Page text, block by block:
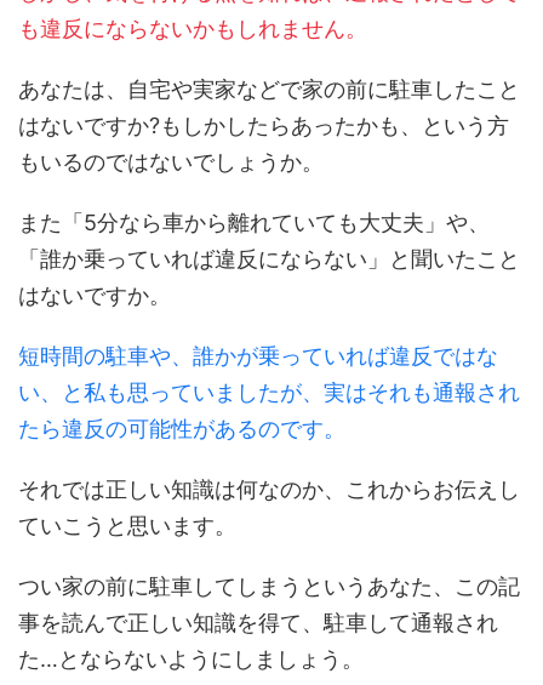
も違反にならないかもしれません。
あなたは、自宅や実家などで家の前に駐車したこと
はないですか?もしかしたらあったかも、という方
もいるのではないでしょうか。
また「5分なら車から離れていても大丈夫」や、
「誰か乗っていれば違反にならない」と聞いたこと
はないですか。
短時間の駐車や、誰かが乗っていれば違反ではな
い、と私も思っていましたが、実はそれも通報され
たら違反の可能性があるのです。
それでは正しい知識は何なのか、これからお伝えし
ていこうと思います。
つい家の前に駐車してしまうというあなた、この記
事を読んで正しい知識を得て、駐車して通報され
た…とならないようにしましょう。